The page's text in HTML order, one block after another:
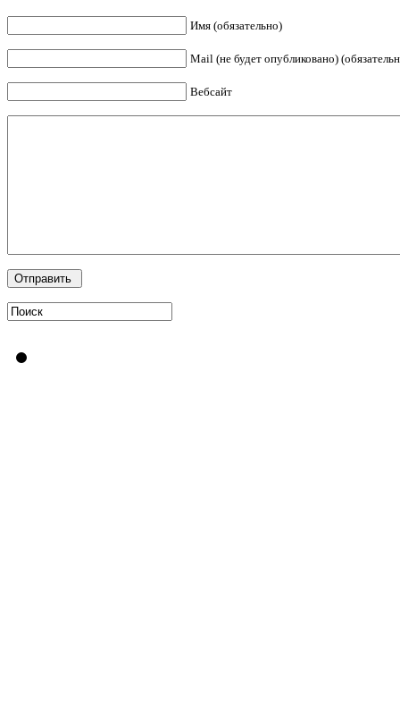
Имя (обязательно)
Mail (не будет опубликовано)
Вебсайт